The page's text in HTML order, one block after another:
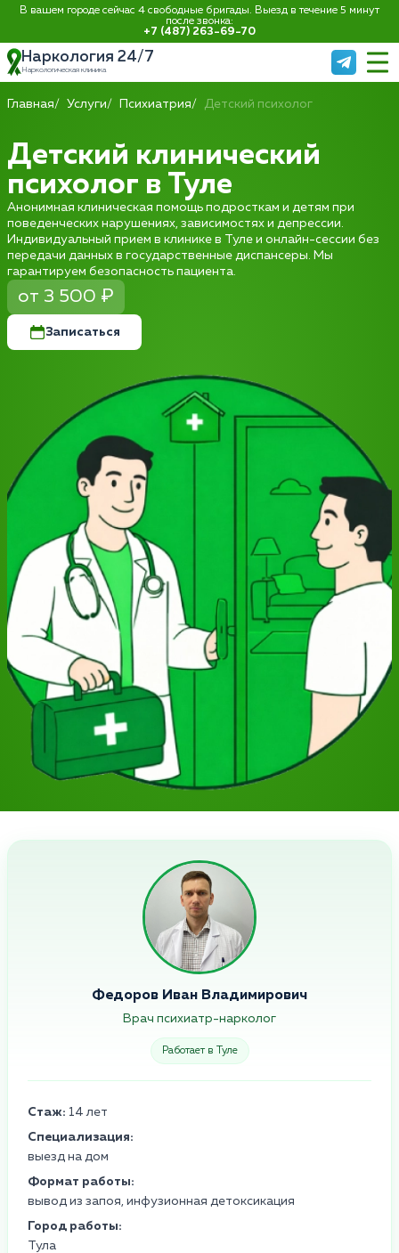
В вашем городе сейчас 4 свободные бригады. Выезд в течение 5 минут
после звонка:
+7 (487) 263-69-70
Наркология 24/7
Наркологическая клиника
Главная Услуги Психиатрия Детский психолог
Детский клинический
психолог в Туле
Анонимная клиническая помощь подросткам и детям при
поведенческих нарушениях, зависимостях и депрессии.
Индивидуальный прием в клинике в Туле и онлайн-сессии без
передачи данных в государственные диспансеры. Мы
гарантируем безопасность пациента.
от 3 500 ₽
Записаться
Федоров Иван Владимирович
Врач психиатр-нарколог
Работает в Туле
Стаж: 14 лет
Специализация:
выезд на дом
Формат работы:
вывод из запоя, инфузионная детоксикация
Город работы:
Тула